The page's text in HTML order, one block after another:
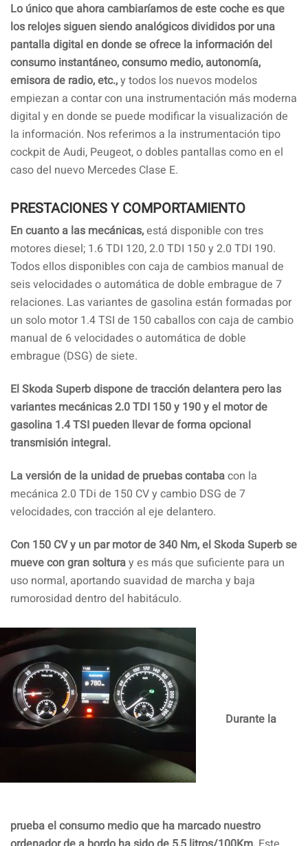
Lo único que ahora cambiaríamos de este coche es que
los relojes siguen siendo analógicos divididos por una
pantalla digital en donde se ofrece la información del
consumo instantáneo, consumo medio, autonomía,
emisora de radio, etc.,y todos los nuevos modelos
empiezan a contar con una instrumentación más moderna
digital y en donde se puede modificar la visualización de
la información. Nos referimos a la instrumentación tipo
cockpit de Audi, Peugeot, o dobles pantallas como en el
caso del nuevo Mercedes Clase E.
PRESTACIONES Y COMPORTAMIENTO
En cuanto a las mecánicas,está disponible con tres
motores diesel; 1.6 TDI 120, 2.0 TDI 150 y 2.0 TDI 190.
Todos ellos disponibles con caja de cambios manual de
seis velocidades o automática de doble embrague de 7
relaciones. Las variantes de gasolina están formadas por
un solo motor 1.4 TSI de 150 caballos con caja de cambio
manual de 6 velocidades o automática de doble
embrague (DSG) de siete.
El Skoda Superb dispone de tracción delantera pero las
variantes mecánicas 2.0 TDI 150 y 190 y el motor de
gasolina 1.4 TSI pueden llevar de forma opcional
transmisión integral.
La versión de la unidad de pruebas contabacon la
mecánica 2.0 TDi de 150 CV y cambio DSG de 7
velocidades, con tracción al eje delantero.
Con 150 CV y un par motor de 340 Nm, el Skoda Superb se
mueve con gran solturay es más que suficiente para un
uso normal, aportando suavidad de marcha y baja
rumorosidad dentro del habitáculo.
Durante la
prueba el consumo medio que ha marcado nuestro